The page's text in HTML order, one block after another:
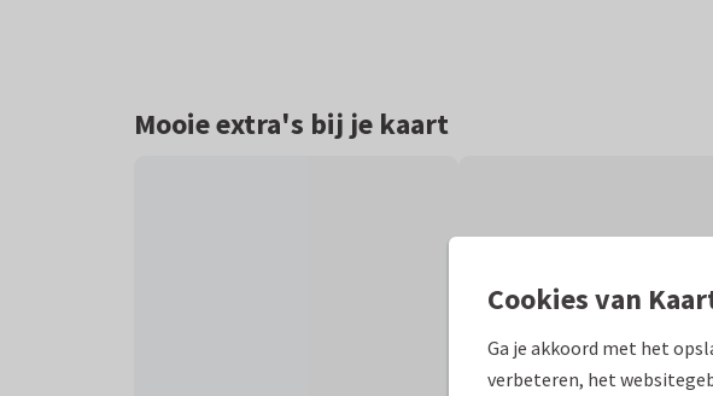
Mooie extra's bij je kaart
Cookies van
Ga je akkoord met het
verbeteren, het